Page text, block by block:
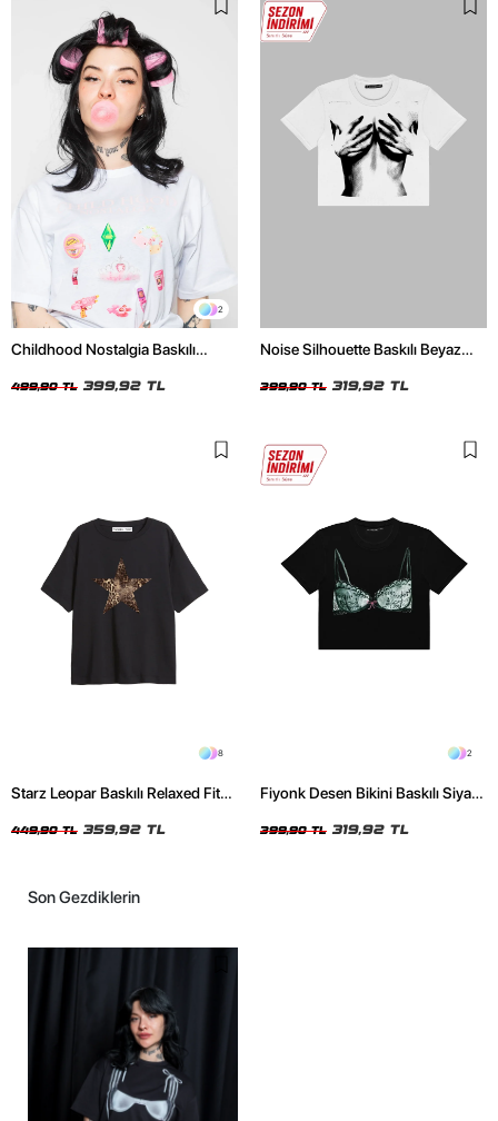
2
Childhood Nostalgia Baskılı
499,90 TL 399,92 TL
Noise Silhouette Baskılı Beyaz
399,90 TL 319,92 TL
8
Starz Leopar Baskılı Relaxed Fit
449,90 TL 359,92 TL
2
Fiyonk Desen Bikini Baskılı Siyah
399,90 TL 319,92 TL
Son Gezdiklerin